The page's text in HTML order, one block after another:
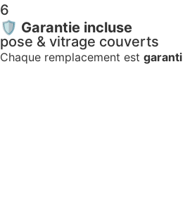
6
🛡️ Garantie incluse
pose & vitrage couverts
Chaque remplacement est garanti